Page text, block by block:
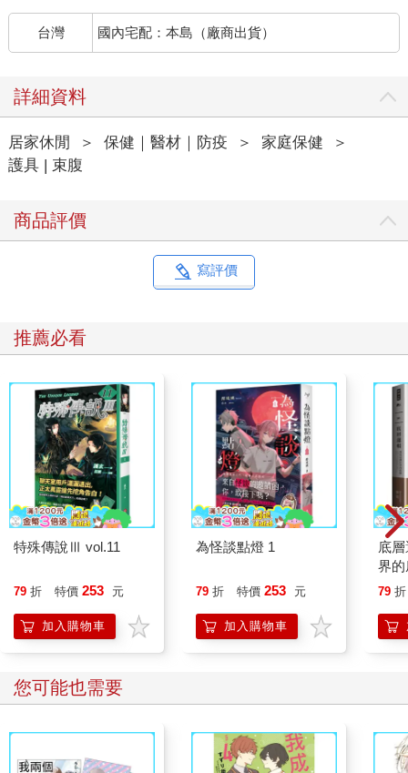
台灣 國內宅配：本島（廠商出貨）
詳細資料
居家休閒 ＞ 保健｜醫材｜防疫 ＞ 家庭保健
＞
護具 | 束腹
商品評價
寫評價
推薦必看
特殊傳說Ⅲ vol.11
79 折 特價 253 元
加入購物車
為怪談點燈 1
79 折 特價 253 元
加入購物車
底
界
79 折
您可能也需要